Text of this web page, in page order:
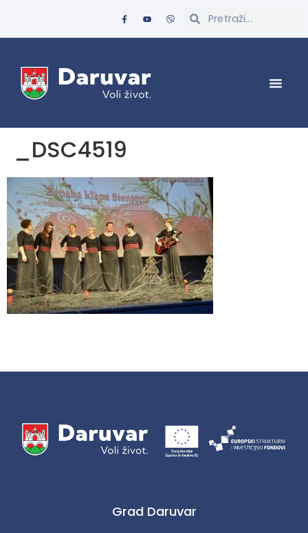
_DSC4519
Grad Daruvar